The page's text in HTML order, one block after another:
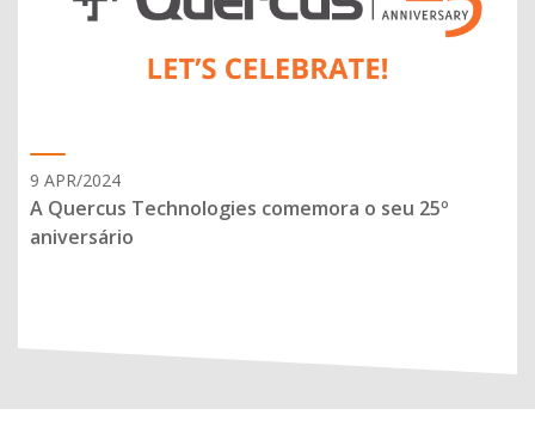
9 APR/2024
A Quercus Technologies comemora o seu 25º
aniversário